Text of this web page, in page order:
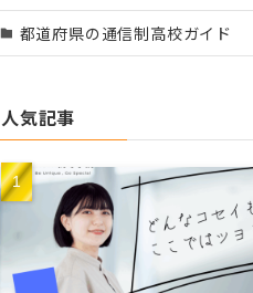
都道府県の通信制高校ガイド
人気記事